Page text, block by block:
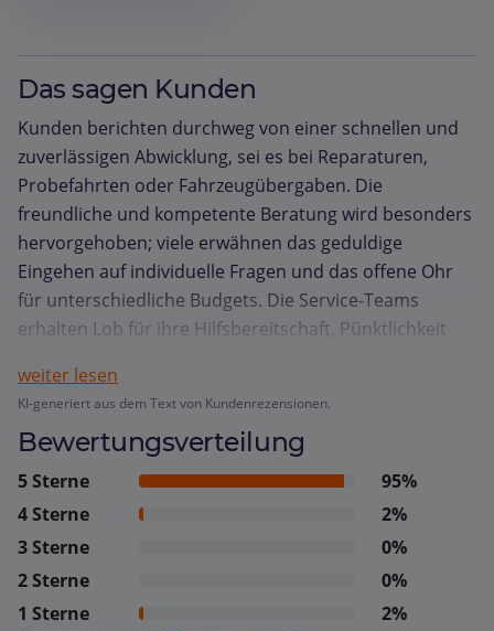
Das sagen Kunden
Kunden berichten durchweg von einer schnellen und
zuverlässigen Abwicklung, sei es bei Reparaturen,
Probefahrten oder Fahrzeugübergaben. Die
freundliche und kompetente Beratung wird besonders
hervorgehoben; viele erwähnen das geduldige
Eingehen auf individuelle Fragen und das offene Ohr
für unterschiedliche Budgets. Die Service‑Teams
erhalten Lob für ihre Hilfsbereitschaft, Pünktlichkeit
eingehalten und Probleme rasch gelöst werden. Auch
die Werkstatt wird für ihre fachkundige Arbeit und den
zügigen Service geschätzt. Käufer schätzen das
transparente Preis‑Leistungsverhältnis und die
gilt. Mehrere Kunden betonen das angenehme
Ambiente, die nette Atmosphäre und das Vertrauen,
das sie nach mehreren Fahrzeugkäufen aufgebaut
weiter lesen
KI-generiert aus dem Text von Kundenrezensionen.
Bewertungsverteilung
5 Sterne
95%
4 Sterne
2%
3 Sterne
0%
2 Sterne
0%
1 Sterne
2%